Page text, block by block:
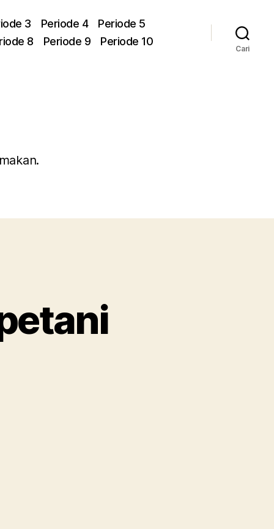
3 Periode 4
Periode 5
8
Periode 9 Periode 10
Cari